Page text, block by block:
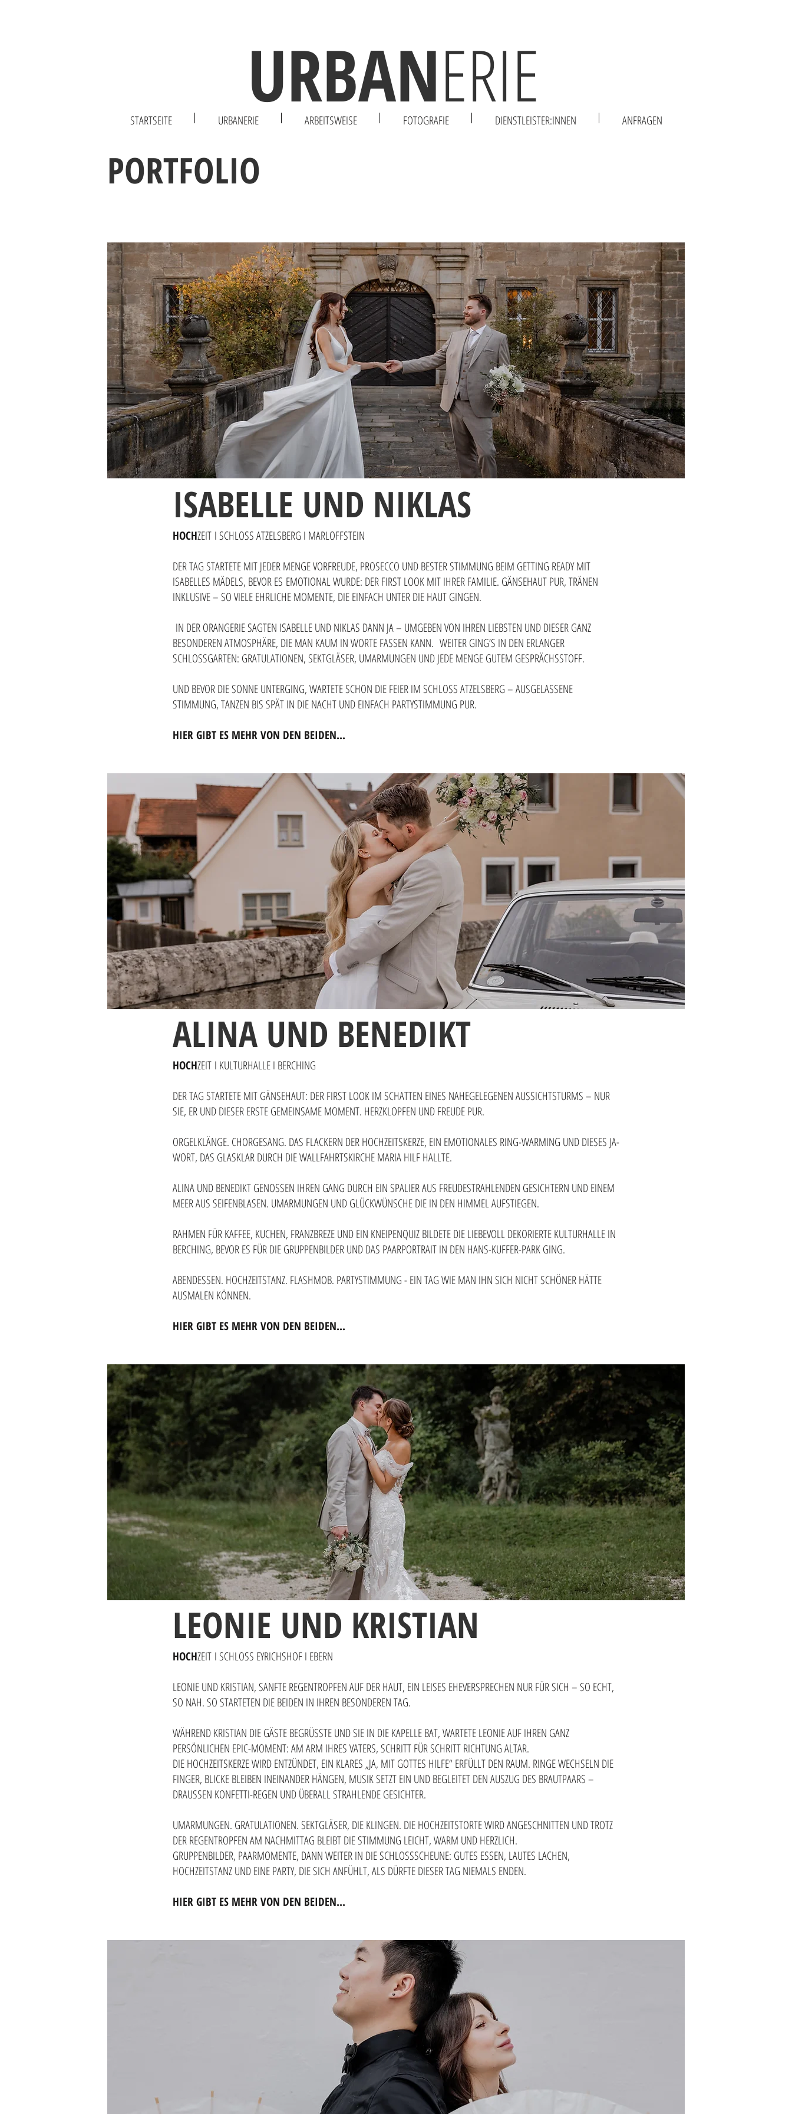
STARTSEITE URBANERIE ARBEITSWEISE FOTOGRAFIE DIENSTLEISTER:INNEN ANFRAGEN
URBANERIE
PORTFOLIO
ISABELLE UND NIKLAS
HOCHZEIT I SCHLOSS ATZELSBERG I MARLOFFSTEIN
DER TAG STARTETE MIT JEDER MENGE VORFREUDE, PROSECCO UND BESTER STIMMUNG BEIM GETTING READY MIT
ISABELLES MÄDELS, BEVOR ES EMOTIONAL WURDE: DER FIRST LOOK MIT IHRER FAMILIE. GÄNSEHAUT PUR, TRÄNEN
INKLUSIVE – SO VIELE EHRLICHE MOMENTE, DIE EINFACH UNTER DIE HAUT GINGEN.
IN DER ORANGERIE SAGTEN ISABELLE UND NIKLAS DANN JA – UMGEBEN VON IHREN LIEBSTEN UND DIESER GANZ
BESONDEREN ATMOSPHÄRE, DIE MAN KAUM IN WORTE FASSEN KANN. WEITER GING’S IN DEN ERLANGER
SCHLOSSGARTEN: GRATULATIONEN, SEKTGLÄSER, UMARMUNGEN UND JEDE MENGE GUTEM GESPRÄCHSSTOFF.
UND BEVOR DIE SONNE UNTERGING, WARTETE SCHON DIE FEIER IM SCHLOSS ATZELSBERG – AUSGELASSENE
STIMMUNG, TANZEN BIS SPÄT IN DIE NACHT UND EINFACH PARTYSTIMMUNG PUR.
HIER GIBT ES MEHR VON DEN BEIDEN...
ALINA UND BENEDIKT
HOCHZEIT I KULTURHALLE I BERCHING
DER TAG STARTETE MIT GÄNSEHAUT: DER FIRST LOOK IM SCHATTEN EINES NAHEGELEGENEN AUSSICHTSTURMS – NUR
SIE, ER UND DIESER ERSTE GEMEINSAME MOMENT. HERZKLOPFEN UND FREUDE PUR.
ORGELKLÄNGE. CHORGESANG. DAS FLACKERN DER HOCHZEITSKERZE, EIN EMOTIONALES RING-WARMING UND DIESES JA-
WORT, DAS GLASKLAR DURCH DIE WALLFAHRTSKIRCHE MARIA HILF HALLTE.
ALINA UND BENEDIKT GENOSSEN IHREN GANG DURCH EIN SPALIER AUS FREUDESTRAHLENDEN GESICHTERN UND EINEM
MEER AUS SEIFENBLASEN. UMARMUNGEN UND GLÜCKWÜNSCHE DIE IN DEN HIMMEL AUFSTIEGEN.
RAHMEN FÜR KAFFEE, KUCHEN, FRANZBREZE UND EIN KNEIPENQUIZ BILDETE DIE LIEBEVOLL DEKORIERTE KULTURHALLE IN
BERCHING, BEVOR ES FÜR DIE GRUPPENBILDER UND DAS PAARPORTRAIT IN DEN HANS-KUFFER-PARK GING.
ABENDESSEN. HOCHZEITSTANZ. FLASHMOB. PARTYSTIMMUNG - EIN TAG WIE MAN IHN SICH NICHT SCHÖNER HÄTTE
AUSMALEN KÖNNEN.
HIER GIBT ES MEHR VON DEN BEIDEN...
LEONIE UND KRISTIAN
HOCHZEIT I SCHLOSS EYRICHSHOF I EBERN
LEONIE UND KRISTIAN, SANFTE REGENTROPFEN AUF DER HAUT, EIN LEISES EHEVERSPRECHEN NUR FÜR SICH – SO ECHT,
SO NAH. SO STARTETEN DIE BEIDEN IN IHREN BESONDEREN TAG.
WÄHREND KRISTIAN DIE GÄSTE BEGRÜSSTE UND SIE IN DIE KAPELLE BAT, WARTETE LEONIE AUF IHREN GANZ
PERSÖNLICHEN EPIC-MOMENT: AM ARM IHRES VATERS, SCHRITT FÜR SCHRITT RICHTUNG ALTAR.
DIE HOCHZEITSKERZE WIRD ENTZÜNDET, EIN KLARES „JA, MIT GOTTES HILFE“ ERFÜLLT DEN RAUM. RINGE WECHSELN DIE
FINGER, BLICKE BLEIBEN INEINANDER HÄNGEN, MUSIK SETZT EIN UND BEGLEITET DEN AUSZUG DES BRAUTPAARS –
DRAUSSEN KONFETTI-REGEN UND ÜBERALL STRAHLENDE GESICHTER.
UMARMUNGEN. GRATULATIONEN. SEKTGLÄSER, DIE KLINGEN. DIE HOCHZEITSTORTE WIRD ANGESCHNITTEN UND TROTZ
DER REGENTROPFEN AM NACHMITTAG BLEIBT DIE STIMMUNG LEICHT, WARM UND HERZLICH.
GRUPPENBILDER, PAARMOMENTE, DANN WEITER IN DIE SCHLOSSSCHEUNE: GUTES ESSEN, LAUTES LACHEN,
HOCHZEITSTANZ UND EINE PARTY, DIE SICH ANFÜHLT, ALS DÜRFTE DIESER TAG NIEMALS ENDEN.
HIER GIBT ES MEHR VON DEN BEIDEN...